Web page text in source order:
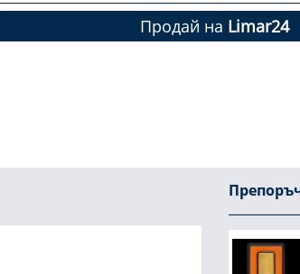
Продай на Limar24